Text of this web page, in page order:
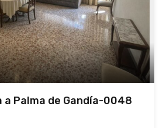
a Palma de Gandía-0048